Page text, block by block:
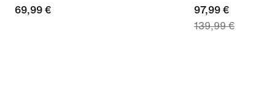
69,99 €
69,99 €
current
price
97,99 €
139,99 €